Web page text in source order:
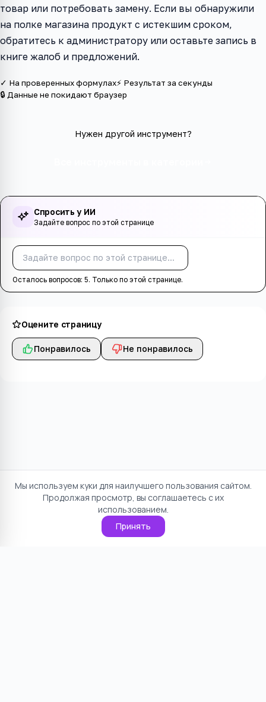
товар или потребовать замену. Если вы обнаружили
на полке магазина продукт с истекшим сроком,
обратитесь к администратору или оставьте запись в
книге жалоб и предложений.
✓ На проверенных формулах⚡ Результат за секунды
🔒 Данные не покидают браузер
Нужен другой инструмент?
Спросить у ИИ
Задайте вопрос по этой странице
Осталось вопросов: 5. Только по этой странице.
Оцените страницу
Понравилось Не понравилось
Мы используем куки для наилучшего пользования сайтом.
Продолжая просмотр, вы соглашаетесь с их
использованием.
Принять